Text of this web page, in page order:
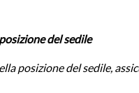
del sedile
posizione del sedile,